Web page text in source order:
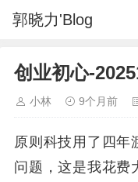
郭晓力'Blog
创业初心-
小林 9个月前
原则科技用了四年
问题，这是我花费